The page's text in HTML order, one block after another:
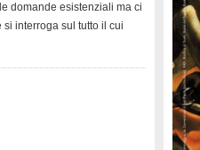
domande esistenziali ma ci
interroga sul tutto il cui